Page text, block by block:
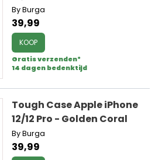
By Burga
39,99
KOOP
Gratis verzenden*
14 dagen bedenktijd
Tough Case Apple iPhone
12/12 Pro - Golden Coral
By Burga
39,99